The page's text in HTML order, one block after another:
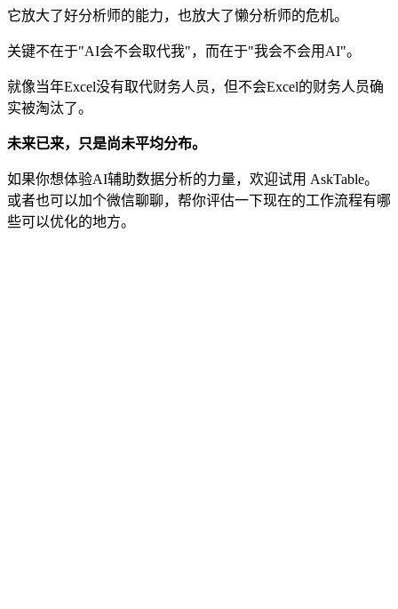
它放大了好分析师的能力，也放大了懒分析师的危机。
关键不在于"AI会不会取代我"，而在于"我会不会用AI"。
就像当年Excel没有取代财务人员，但不会Excel的财务人员确
实被淘汰了。
未来已来，只是尚未平均分布。
如果你想体验AI辅助数据分析的力量，欢迎试用 AskTable。
或者也可以加个微信聊聊，帮你评估一下现在的工作流程有哪
些可以优化的地方。